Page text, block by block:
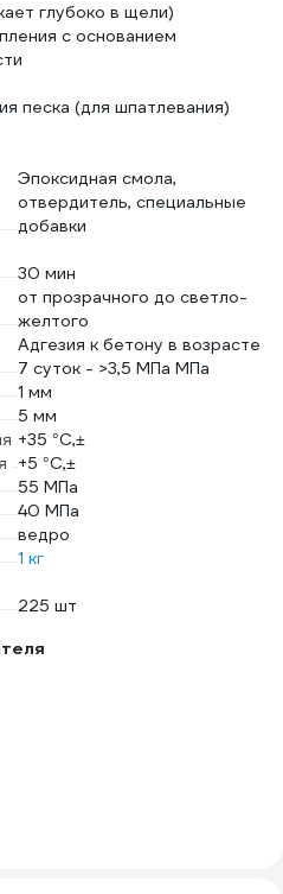
глубоко в щели)
с основанием
песка (для шпатлевания)
Эпоксидная смола,
отвердитель, специальные
добавки
30 мин
от прозрачного до светло-
желтого
Адгезия к бетону в возрасте
7 суток - >3,5 МПа МПа
1 мм
5 мм
+35 °C,±
+5 °C,±
55 МПа
40 МПа
ведро
1 кг
225 шт